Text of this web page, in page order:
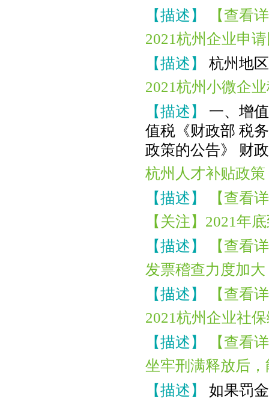
【描述】
【查看
2021杭州企业申
【描述】
杭州地
2021杭州小微企
【描述】
一、增
值税《财政部 税
政策的公告》 财
杭州人才补贴政
【描述】
【查看
【关注】2021年
【描述】
【查看
发票稽查力度加
【描述】
【查看
2021杭州企业社
【描述】
【查看
坐牢刑满释放后
【描述】
如果罚